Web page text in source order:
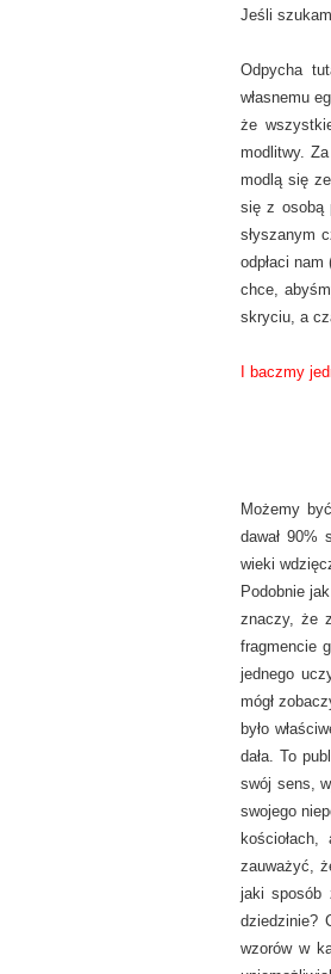
Jeśli
Odpycha
własnemu
że
modlitwy.
modlą się
się z osobą
słyszanym
odpłaci
chce,
skryciu, a
I baczmy
Możemy
dawał 90%
wieki
Podobnie
znaczy, że
fragmencie
jednego
mógł
było
dała. To
swój sens,
swojego
zauważyć,
jaki sposób
dziedzinie?
wzorów w